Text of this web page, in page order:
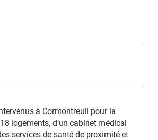
à Cormontreuil pour la
logements, d’un cabinet médical
services de santé de proximité et